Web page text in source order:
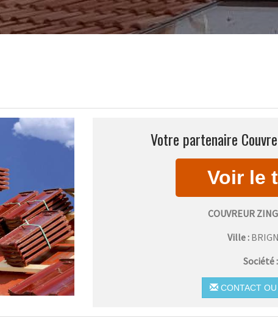
Votre partenaire
COUVREUR
Ville :
Société
CONTACT OU